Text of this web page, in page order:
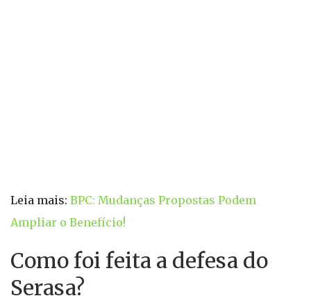
Leia mais: BPC: Mudanças Propostas Podem
Ampliar o Benefício!
Como foi feita a defesa do
Serasa?